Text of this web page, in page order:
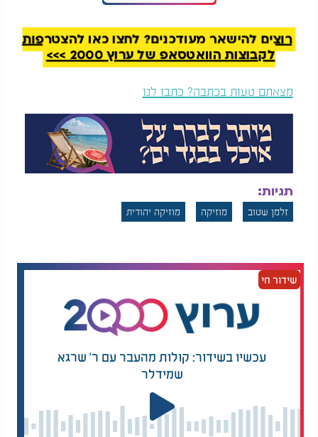
רוצים להישאר מעודכנים? לחצו כאן להצטרפות
לקבוצות הוואטסאפ של ערוץ 2000 >>>
מצאתם טעות בכתבה? כתבו לנו
תגיות:
זלמן שטוב מוזיקה מוזיקה יהודית
שידור חי
עכשיו בשידור: קולות מהעבר עם ר' שרגא
שמידלר